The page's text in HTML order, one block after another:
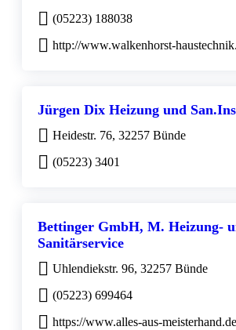
(05223) 188038
http://www.walkenhorst-
Jürgen Dix Heizung und
Heidestr. 76, 32257 Bünde
(05223) 3401
Bettinger GmbH, M. Heizung-
Sanitärservice
Uhlendiekstr. 96, 32257 Bünde
(05223) 699464
https://www.alles-aus-meisterhand.de